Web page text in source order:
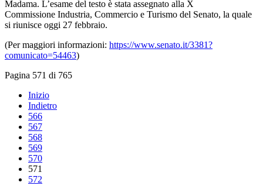
Madama. L’esame del testo è stata assegnato alla X
Commissione Industria, Commercio e Turismo del Senato, la quale
si riunisce oggi 27 febbraio.
(Per maggiori informazioni: https://www.senato.it/3381?
comunicato=54463)
Pagina 571 di 765
Inizio
Indietro
566
567
568
569
570
571
572